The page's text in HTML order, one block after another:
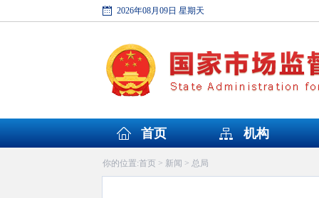
2026年08月09日 星期天
首页 机构
你的位置:首页> 新闻 > 总局